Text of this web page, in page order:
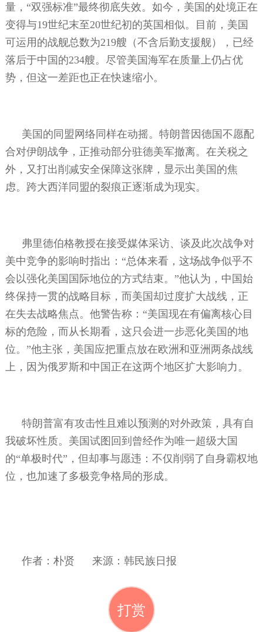
量，“双强标准”最终彻底失效。如今，美国的处境正在
变得与19世纪末至20世纪初的英国相似。目前，美国
可运用的战舰总数为219艘（不含后勤支援舰），已经
落后于中国的234艘。尽管美国海军在质量上仍占优
势，但这一差距也正在快速缩小。
美国的同盟网络同样在动摇。特朗普因德国不愿配
合对伊朗战争，正推动部分驻德美军撤离。在关税之
外，又打出削减安全保障这张牌，显示出美国的焦
虑。跨大西洋同盟的裂痕正逐渐成为现实。
弗里德伯格教授在接受媒体采访、谈及此次战争对
美中竞争的影响时指出：“总体来看，这场战争似乎不
会以强化美国国际地位的方式结束。”他认为，中国始
终保持一贯的战略目标，而美国却过度扩大战线，正
在失去战略焦点。他警告称：“美国现在有偏离核心目
标的危险，而从长期看，这只会进一步恶化美国的地
位。”他主张，美国应把重点放在欧洲和亚洲两条战线
上，因为俄罗斯和中国正在这两个地区扩大影响力。
特朗普富有攻击性且难以预测的对外政策，具有自
我破坏性质。美国试图回到曾经作为唯一超级大国
的“单极时代”，但却事与愿违：不仅削弱了自身霸权地
位，也加速了多极竞争格局的形成。
作者：朴贤 来源：韩民族日报
打赏